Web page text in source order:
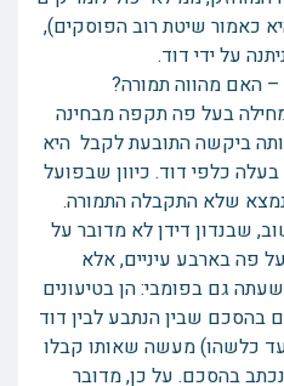
כאמור שיטת רוב הפוסקים),
על ידי דוד.
האם מהווה תמורה?
בעל פה תקפה מבחינה
ביקשה התובעת לקבל היא
כלפי דוד. כיוון שבפועל
שלא התקבלה התמורה.
שבנדון דידן לא מדובר על
פה בארבע עיניים, אלא
גם בפומבי: הן בטיעונים
בהסכם שבין הנתבע לבין דוד
כלשהו) מעשה שאותו קבלו
בהסכם. על כן, מדובר